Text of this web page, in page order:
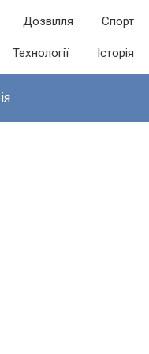
Дозвілля Спорт
Технології Історія